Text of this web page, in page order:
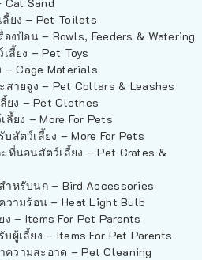
ลี้ยง – Pet Toilets
งป้อน – Bowls, Feeders & Watering
ลี้ยง – Pet Toys
– Cage Materials
สายจูง – Pet Collars & Leashes
ยง – Pet Clothes
ยง – More For Pets
สัตว์เลี้ยง – More For Pets
ที่นอนสัตว์เลี้ยง – Pet Crates &
ำหรับนก – Bird Accessories
วามร้อน – Heat Light Bulb
– Items For Pet Parents
ผู้เลี้ยง – Items For Pet Parents
วามสะอาด – Pet Cleaning